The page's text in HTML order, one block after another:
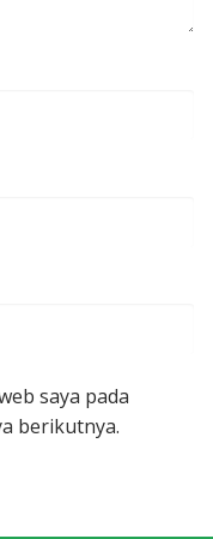
saya pada
berikutnya.